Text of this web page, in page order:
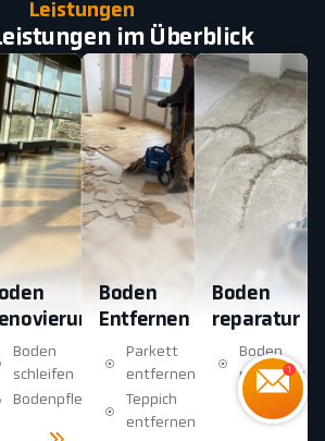
Leistungen
im Überblick
Boden
schleifen
Bodenpflege
Boden
Entfernen
Parkett
entfernen
Teppich
entfernen
Boden
reparatur
Boden
reparatur
Mehr
sehen